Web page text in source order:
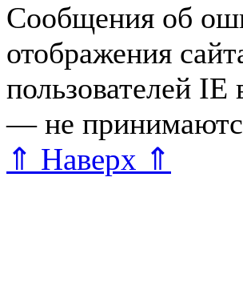
Сообщения об
отображения
пользователей
— не
⇑ Наверх ⇑